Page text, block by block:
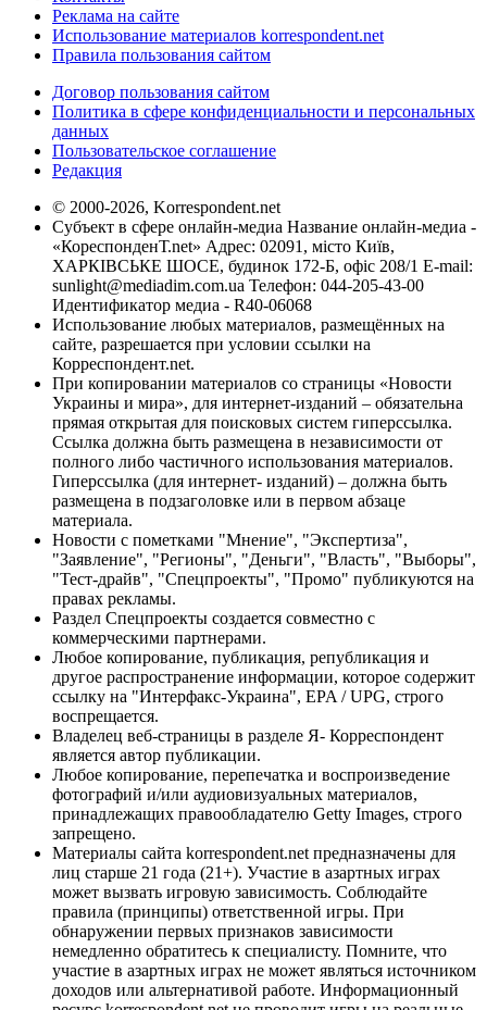
Реклама на сайте
Использование материалов korrespondent.net
Правила пользования сайтом
Договор пользования сайтом
Политика в сфере конфиденциальности и персональных
данных
Пользовательское соглашение
Редакция
© 2000-2026, Korrespondent.net
Субъект в сфере онлайн-медиа Название онлайн-медиа -
«КореспонденТ.net» Адрес: 02091, місто Київ,
ХАРКІВСЬКЕ ШОСЕ, будинок 172-Б, офіс 208/1 E-mail:
sunlight@mediadim.com.ua Телефон: 044-205-43-00
Идентификатор медиа - R40-06068
Использование любых материалов, размещённых на
сайте, разрешается при условии ссылки на
Корреспондент.net.
При копировании материалов со страницы «Новости
Украины и мира», для интернет-изданий – обязательна
прямая открытая для поисковых систем гиперссылка.
Ссылка должна быть размещена в независимости от
полного либо частичного использования материалов.
Гиперссылка (для интернет- изданий) – должна быть
размещена в подзаголовке или в первом абзаце
материала.
Новости с пометками "Мнение", "Экспертиза",
"Заявление", "Регионы", "Деньги", "Власть", "Выборы",
"Тест-драйв", "Спецпроекты", "Промо" публикуются на
правах рекламы.
Раздел Спецпроекты создается совместно с
коммерческими партнерами.
Любое копирование, публикация, републикация и
другое распространение информации, которое содержит
ссылку на "Интерфакс-Украина", EPA / UPG, строго
воспрещается.
Владелец веб-страницы в разделе Я- Корреспондент
является автор публикации.
Любое копирование, перепечатка и воспроизведение
фотографий и/или аудиовизуальных материалов,
принадлежащих правообладателю Getty Images, строго
запрещено.
Материалы сайта korrespondent.net предназначены для
лиц старше 21 года (21+). Участие в азартных играх
может вызвать игровую зависимость. Соблюдайте
правила (принципы) ответственной игры. При
обнаружении первых признаков зависимости
немедленно обратитесь к специалисту. Помните, что
участие в азартных играх не может являться источником
доходов или альтернативой работе. Информационный